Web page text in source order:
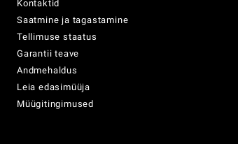
Kontaktid
Saatmine ja tagastamine
Tellimuse staatus
Garantii teave
Andmehaldus
Leia edasimüüja
Müügitingimused